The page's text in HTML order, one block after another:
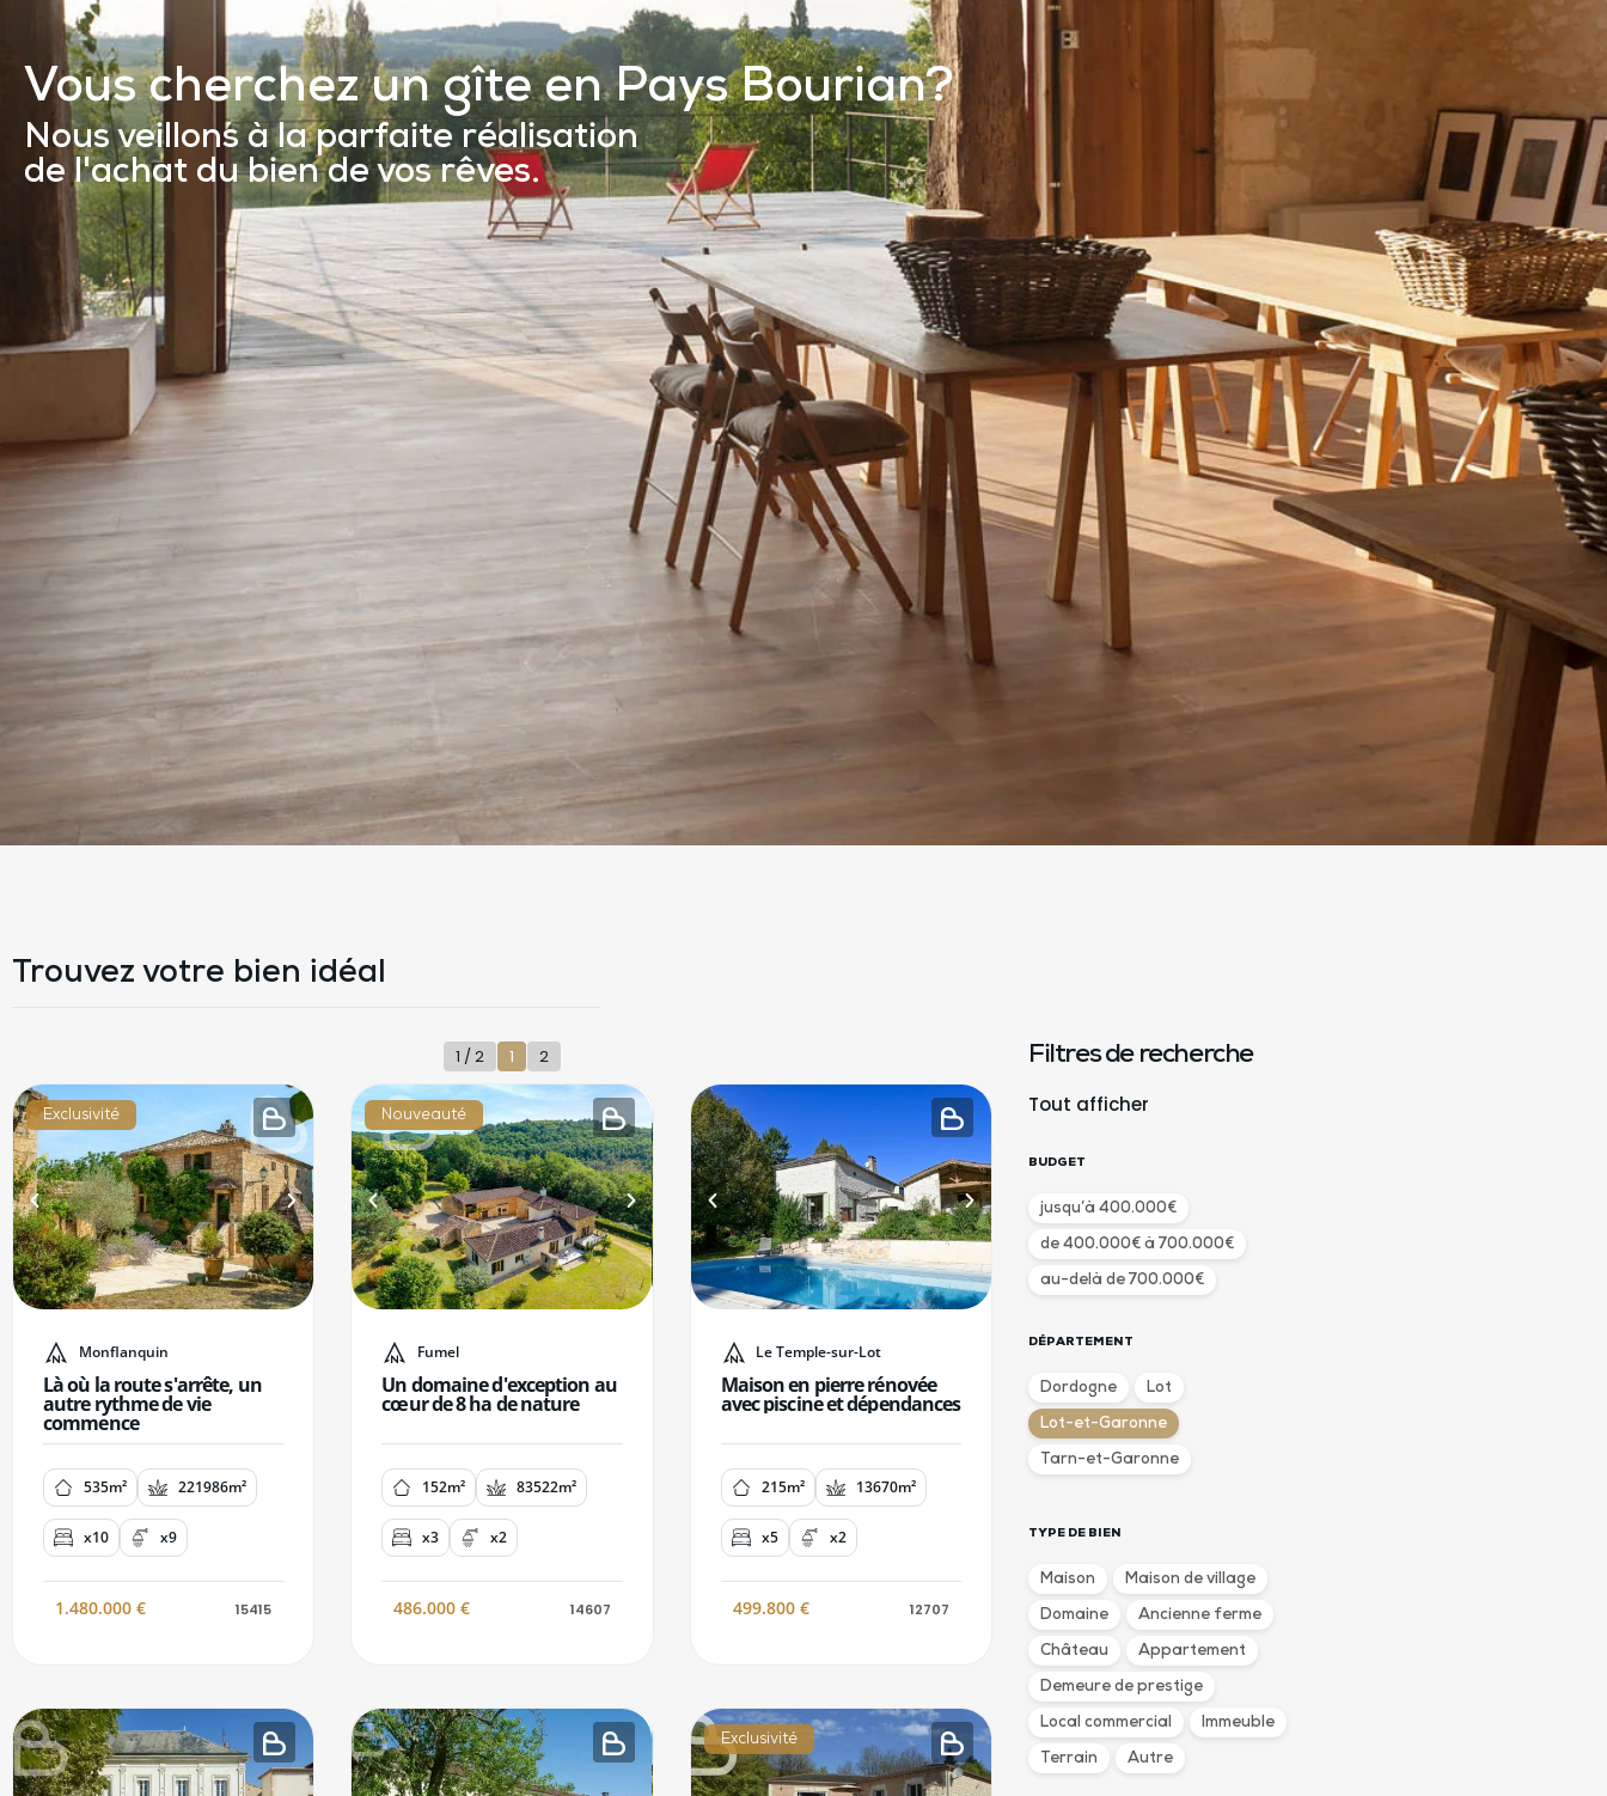
Vous cherchezun ma|
Nous veillons à la parfaite réalisation
de l'achat du bien de vos rêves.
Trouvez votre bien idéal
1 / 2 1 2
Exclusivité
Monflanquin
Là où la route s'arrête, un
autre rythme de vie
commence
535m² 221986m²
x10 x9
1.480.000 € 15415
Nouveauté
Fumel
Un domaine d'exception au
cœur de 8 ha de nature
152m² 83522m²
x3 x2
486.000€ 14607
Le Temple-sur-Lot
Maison en pierre rénovée
avec piscine et dépendances
215m² 13670m²
x5 x2
499.800 € 12707
Exclusivité
Filtres de recherche
Tout afficher
BUDGET
jusqu’à 400.000€
de 400.000€ à 700.000€
au-delà de 700.000€
DÉPARTEMENT
Dordogne Lot
Lot-et-Garonne
Tarn-et-Garonne
TYPE DE BIEN
Maison Maison de village
Domaine Ancienne ferme
Château Appartement
Demeure de prestige
Local commercial Immeuble
Terrain Autre